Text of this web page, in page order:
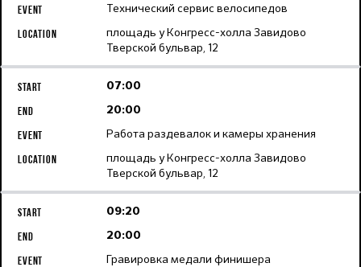
Технический сервис велосипедов
площадь у Конгресс-холла Завидово
Тверской бульвар, 12
07:00
20:00
Работа раздевалок и камеры хранения
площадь у Конгресс-холла Завидово
Тверской бульвар, 12
09:20
20:00
Гравировка медали финишера